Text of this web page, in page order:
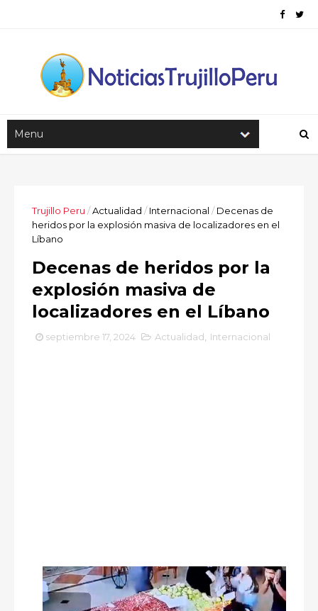
Trujillo Peru /Actualidad / Internacional / Decenas de
heridos por la explosión masiva de localizadores en el
Líbano
Decenas de heridos por la
explosión masiva de
localizadores en el Líbano
septiembre 17, 2024 Actualidad Internacional